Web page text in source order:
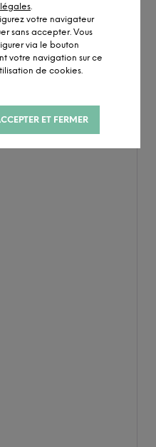
votre navigateur
sans accepter. Vous
via le bouton
votre navigation sur ce
de cookies.
ET FERMER